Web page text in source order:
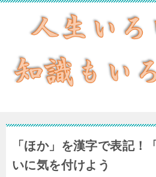
「ほか」を漢字で表記！
いに気を付けよう